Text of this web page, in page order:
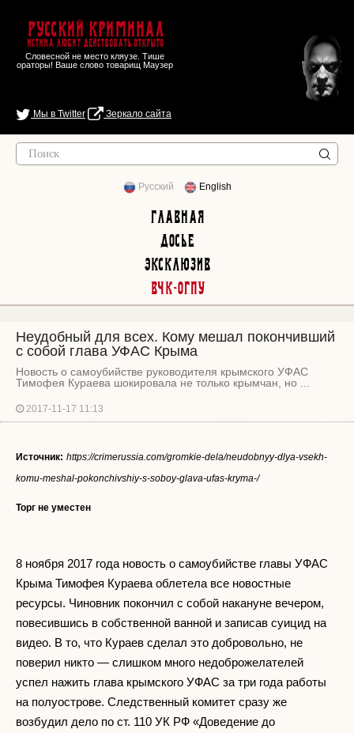
Русский Криминал
Истина любит действовать открыто
Словесной не место кляузе. Тише
ораторы! Ваше слово товарищ Маузер
Мы в Twitter Зеркало сайта
Русский English
Главная
Досье
Эксклюзив
ВЧК-ОГПУ
Неудобный для всех. Кому мешал покончивший
с собой глава УФАС Крыма
Новость о самоубийстве руководителя крымского УФАС
Тимофея Кураева шокировала не только крымчан, но ...
2017-11-17 11:13
Источник: https://crimerussia.com/gromkie-dela/neudobnyy-dlya-vsekh-
komu-meshal-pokonchivshiy-s-soboy-glava-ufas-kryma-/
Торг не уместен
8 ноября 2017 года новость о самоубийстве главы УФАС
Крыма Тимофея Кураева облетела все новостные
ресурсы. Чиновник покончил с собой накануне вечером,
повесившись в собственной ванной и записав суицид на
видео. В то, что Кураев сделал это добровольно, не
поверил никто — слишком много недоброжелателей
успел нажить глава крымского УФАС за три года работы
на полуострове. Следственный комитет сразу же
возбудил дело по ст. 110 УК РФ «Доведение до